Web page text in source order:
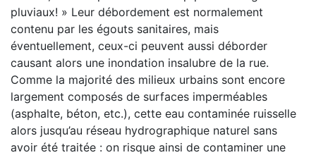
pluviaux! » Leur débordement est normalement
contenu par les égouts sanitaires, mais
éventuellement, ceux-ci peuvent aussi déborder
causant alors une inondation insalubre de la rue.
Comme la majorité des milieux urbains sont encore
largement composés de surfaces imperméables
(asphalte, béton, etc.), cette eau contaminée ruisselle
alors jusqu’au réseau hydrographique naturel sans
avoir été traitée : on risque ainsi de contaminer une